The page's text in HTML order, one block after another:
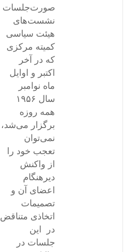
صورت‌جلسات
نشست‌های
هیئت سیاسی
کمیته مرکزی
که در آخر
اکتبر و اوایل
ماه نوامبر
سال ١۹۵۶
همه روزه
برگزار می‌شد،
نمی‌توان
تعجب خود را
از واکنش
دیرهنگام
اعضای آن و
تصمیمات
اتخاذی متناقض
در این
جلسات در